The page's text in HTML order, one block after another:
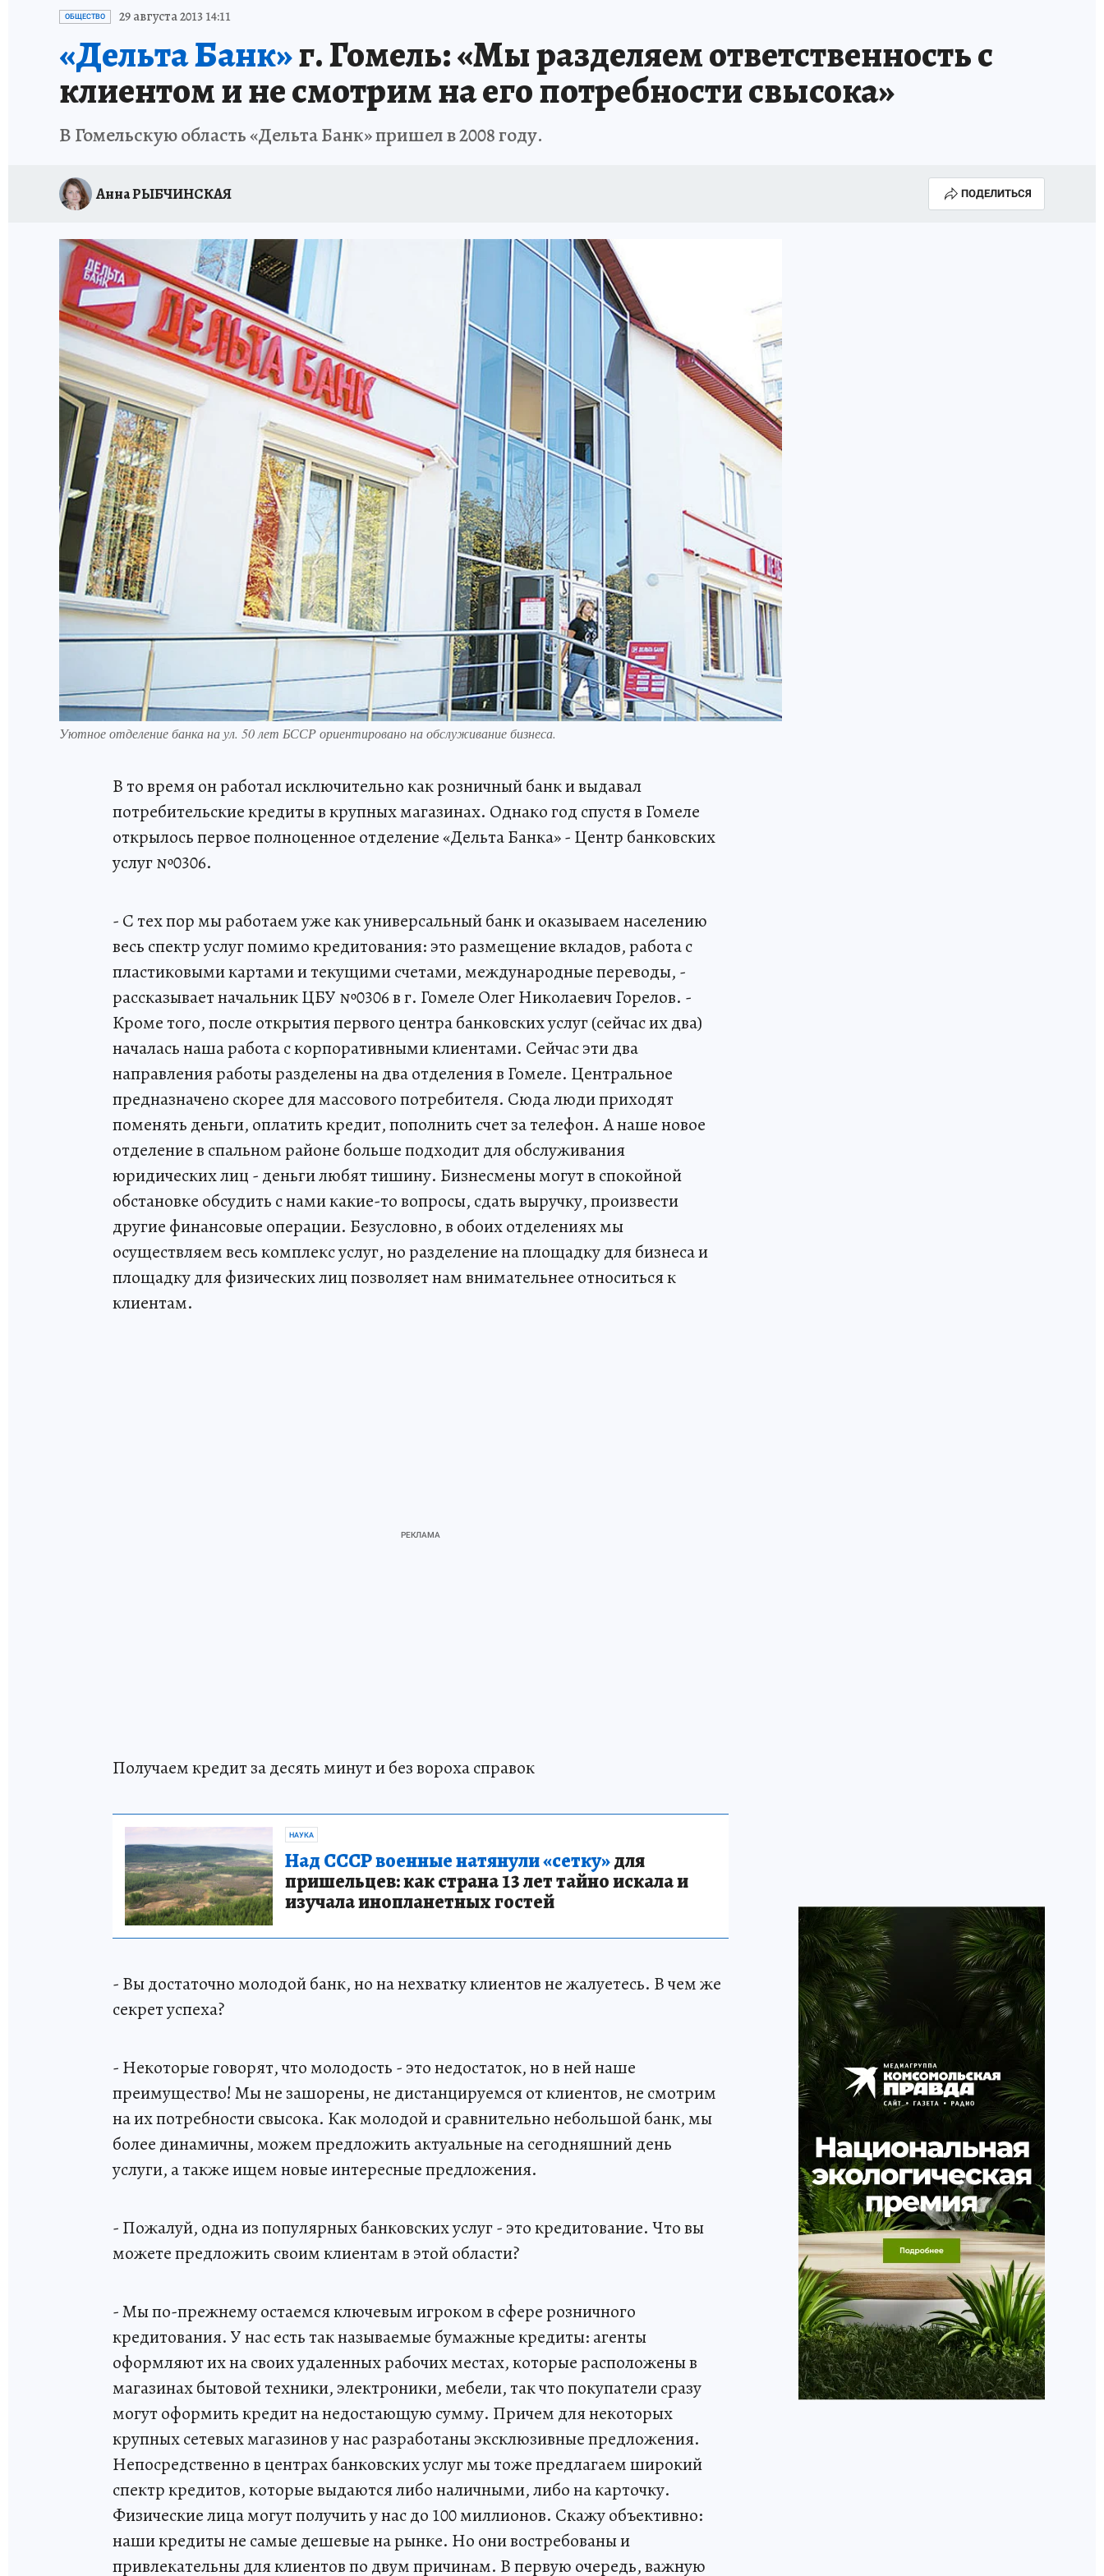
ИСПЫТАНО НА СЕБЕ
ОБЩЕСТВО 29 августа 2013 14:11
«Дельта Банк»г. Гомель: «Мы разделяем ответственность с
клиентом и не смотрим на его потребности свысока»
В Гомельскую область «Дельта Банк» пришел в 2008 году.
Анна РЫБЧИНСКАЯ ПОДЕЛИТЬСЯ
Уютное отделение банка на ул. 50 лет БССР ориентировано на обслуживание бизнеса.
В то время он работал исключительно как розничный банк и выдавал
потребительские кредиты в крупных магазинах. Однако год спустя в Гомеле
открылось первое полноценное отделение «Дельта Банка» - Центр банковских
услуг №0306.
- С тех пор мы работаем уже как универсальный банк и оказываем населению
весь спектр услуг помимо кредитования: это размещение вкладов, работа с
пластиковыми картами и текущими счетами, международные переводы, -
рассказывает начальник ЦБУ №0306 в г. Гомеле Олег Николаевич Горелов. -
Кроме того, после открытия первого центра банковских услуг (сейчас их два)
началась наша работа с корпоративными клиентами. Сейчас эти два
направления работы разделены на два отделения в Гомеле. Центральное
предназначено скорее для массового потребителя. Сюда люди приходят
поменять деньги, оплатить кредит, пополнить счет за телефон. А наше новое
отделение в спальном районе больше подходит для обслуживания
юридических лиц - деньги любят тишину. Бизнесмены могут в спокойной
обстановке обсудить с нами какие-то вопросы, сдать выручку, произвести
другие финансовые операции. Безусловно, в обоих отделениях мы
осуществляем весь комплекс услуг, но разделение на площадку для бизнеса и
площадку для физических лиц позволяет нам внимательнее относиться к
клиентам.
Получаем кредит за десять минут и без вороха справок
НАУКА
Над СССР военные натянули «сетку»для
пришельцев: как страна 13 лет тайно искала и
изучала инопланетных гостей
- Вы достаточно молодой банк, но на нехватку клиентов не жалуетесь. В чем же
секрет успеха?
- Некоторые говорят, что молодость - это недостаток, но в ней наше
преимущество! Мы не зашорены, не дистанцируемся от клиентов, не смотрим
на их потребности свысока. Как молодой и сравнительно небольшой банк, мы
более динамичны, можем предложить актуальные на сегодняшний день
услуги, а также ищем новые интересные предложения.
- Пожалуй, одна из популярных банковских услуг - это кредитование. Что вы
можете предложить своим клиентам в этой области?
- Мы по-прежнему остаемся ключевым игроком в сфере розничного
кредитования. У нас есть так называемые бумажные кредиты: агенты
оформляют их на своих удаленных рабочих местах, которые расположены в
магазинах бытовой техники, электроники, мебели, так что покупатели сразу
могут оформить кредит на недостающую сумму. Причем для некоторых
крупных сетевых магазинов у нас разработаны эксклюзивные предложения.
Непосредственно в центрах банковских услуг мы тоже предлагаем широкий
спектр кредитов, которые выдаются либо наличными, либо на карточку.
Физические лица могут получить у нас до 100 миллионов. Скажу объективно:
наши кредиты не самые дешевые на рынке. Но они востребованы и
привлекательны для клиентов по двум причинам. В первую очередь, важную